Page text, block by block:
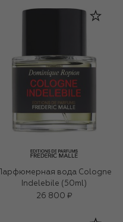
Парфюмерная вода Cologne
Indelebile (50ml)
26 800 ₽